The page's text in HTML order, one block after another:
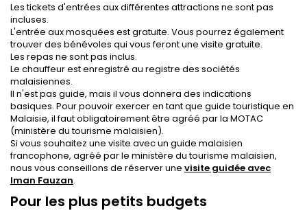
Les tickets d'entrées aux différentes attractions ne sont pas
incluses.
L'entrée aux mosquées est gratuite. Vous pourrez également
trouver des bénévoles qui vous feront une visite gratuite.
Les repas ne sont pas inclus.
Le chauffeur est enregistré au registre des sociétés
malaisiennes.
Il n'est pas guide, mais il vous donnera des indications
basiques. Pour pouvoir exercer en tant que guide touristique en
Malaisie, il faut obligatoirement être agréé par la MOTAC
(ministère du tourisme malaisien).
Si vous souhaitez une visite avec un guide malaisien
francophone, agréé par le ministère du tourisme malaisien,
nous vous conseillons de réserver une visite guidée avec
Iman Fauzan.
Pour les plus petits budgets